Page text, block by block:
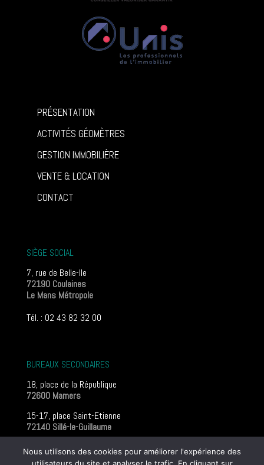
PRÉSENTATION
ACTIVITÉS GÉOMÈTRES
GESTION IMMOBILIÈRE
VENTE & LOCATION
CONTACT
SIÈGE SOCIAL
7, rue de Belle-Ile
72190 Coulaines
Le Mans Métropole
Tél. : 02 43 82 32 00
BUREAUX SECONDAIRES
18, place de la République
72600 Mamers
15-17, place Saint-Etienne
72140 Sillé-le-Guillaume
Mentions légales
Nous utilisons des cookies pour améliorer l'expérience des